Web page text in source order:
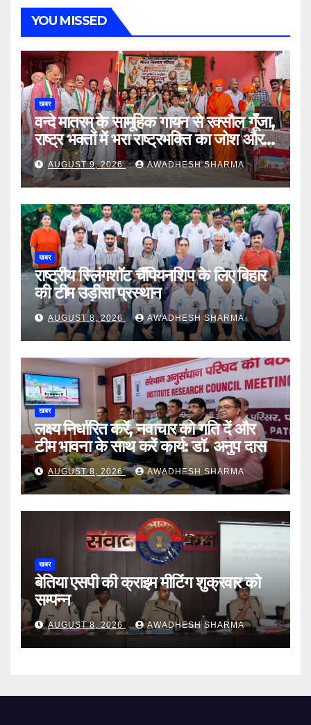
YOU MISSED
खबर
वन्दे मातरम् के सामूहिक गायन से रक्सौल गूंँजा,
राष्ट्र भक्तों में भरा राष्ट्रभक्ति का जोश और
उमंगAUGUST 9, 2026 AWADHESH SHARMA
खबर
राष्ट्रीय स्लिंगशॉट चैंपियनशिप के लिए बिहार
की टीम उड़ीसा प्रस्थान
AUGUST 8, 2026 AWADHESH SHARMA
खबर
लक्ष्य निर्धारित करें, नवाचार को गति दें और
टीम भावना के साथ करें कार्य: डॉ. अनुप दास
AUGUST 8, 2026 AWADHESH SHARMA
खबर
बेतिया एसपी की क्राइम मीटिंग शुक्रवार को
सम्पन्न
AUGUST 8, 2026 AWADHESH SHARMA